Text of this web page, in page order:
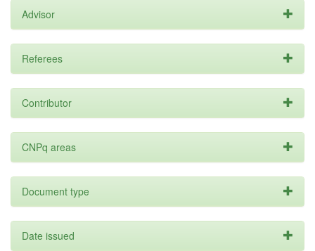
Advisor
Referees
Contributor
CNPq areas
Document type
Date issued